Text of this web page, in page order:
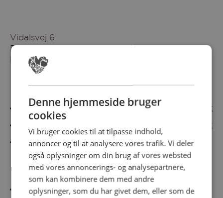
Vidalsvej 6
DK-9230 Svenstrup
Denmark
Besøg vores messesites
Cateringmesse Nord Cateringmesse Midt
Cateringmesse Øst
Cateringmesse Thy
Information
Cookiepolitk
Denne hjemmeside bruger
cookies
Vi bruger cookies til at tilpasse indhold,
annoncer og til at analysere vores trafik. Vi deler
også oplysninger om din brug af vores websted
med vores annoncerings- og analysepartnere,
som kan kombinere dem med andre
oplysninger, som du har givet dem, eller som de